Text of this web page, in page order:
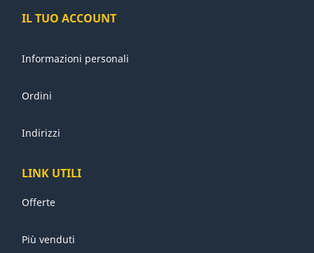
IL TUO ACCOUNT
Informazioni personali
Ordini
Indirizzi
LINK UTILI
Offerte
Più venduti